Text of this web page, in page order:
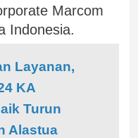
Marcom
Indonesia.
Layanan,
KA
Turun
Alastua